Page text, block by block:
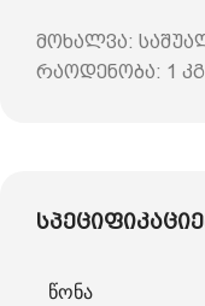
მოხალვა:
რაოდენობა: 1
წონა